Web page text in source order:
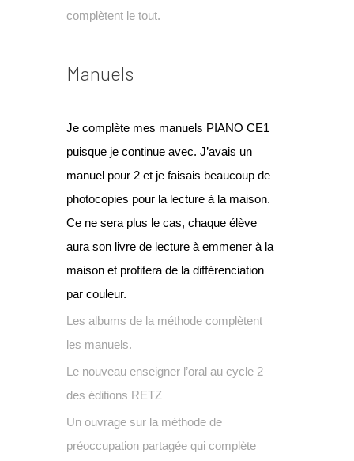
complètent le tout.
Manuels
Je complète mes manuels PIANO CE1
puisque je continue avec. J’avais un
manuel pour 2 et je faisais beaucoup de
photocopies pour la lecture à la maison.
Ce ne sera plus le cas, chaque élève
aura son livre de lecture à emmener à la
maison et profitera de la différenciation
par couleur.
Les albums de la méthode complètent
les manuels.
Le nouveau enseigner l’oral au cycle 2
des éditions RETZ
Un ouvrage sur la méthode de
préoccupation partagée qui complète